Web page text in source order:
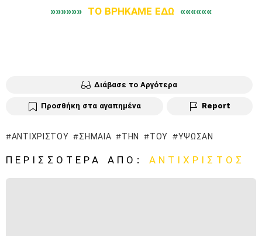
»»»»»» ΤΟ ΒΡΗΚΑΜΕ ΕΔΩ ««««««
Διάβασε το Αργότερα
Προσθήκη στα αγαπημένα Report
ΑΝΤΙΧΡΊΣΤΟΥ ΣΗΜΑΊΑ ΤΗΝ ΤΟΥ ΥΨΩΣΑΝ
ΠΕΡΙΣΣΌΤΕΡΑ ΑΠΌ: ΑΝΤΊΧΡΙΣΤΟΣ